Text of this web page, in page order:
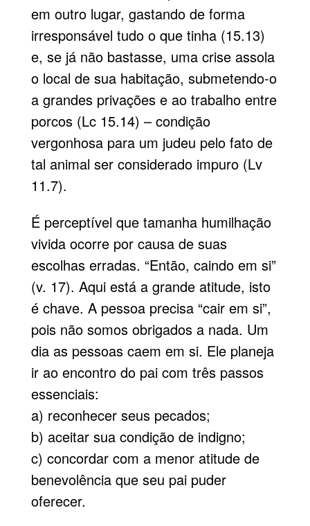
em outro lugar, gastando de forma
irresponsável tudo o que tinha (15.13)
e, se já não bastasse, uma crise assola
o local de sua habitação, submetendo-o
a grandes privações e ao trabalho entre
porcos (Lc 15.14) – condição
vergonhosa para um judeu pelo fato de
tal animal ser considerado impuro (Lv
11.7).
É perceptível que tamanha humilhação
vivida ocorre por causa de suas
escolhas erradas. “Então, caindo em si”
(v. 17). Aqui está a grande atitude, isto
é chave. A pessoa precisa “cair em si”,
pois não somos obrigados a nada. Um
dia as pessoas caem em si. Ele planeja
ir ao encontro do pai com três passos
essenciais:
a) reconhecer seus pecados;
b) aceitar sua condição de indigno;
c) concordar com a menor atitude de
benevolência que seu pai puder
oferecer.